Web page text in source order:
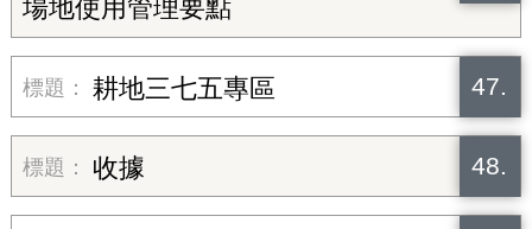
場地使用管理要點
47.
耕地三七五專區
48.
收據